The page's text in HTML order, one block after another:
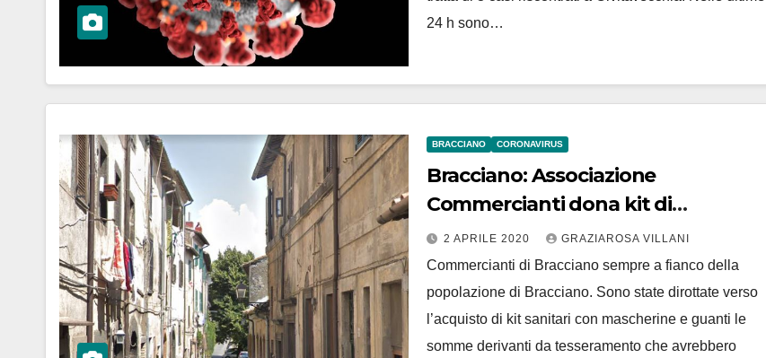
24 h sono…
BRACCIANO CORONAVIRUS
Bracciano: Associazione
Commercianti dona kit di
mascherine e guanti a medici,
pediatri di base e agenti municipali
2 APRILE 2020 GRAZIAROSA VILLANI
Commercianti di Bracciano sempre a fianco della
popolazione di Bracciano. Sono state dirottate verso
l’acquisto di kit sanitari con mascherine e guanti le
somme derivanti da tesseramento che avrebbero